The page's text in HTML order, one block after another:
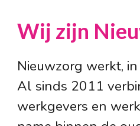
Wij zijn
Nieuwzorg werkt,
Al sinds 2011
werkgevers en